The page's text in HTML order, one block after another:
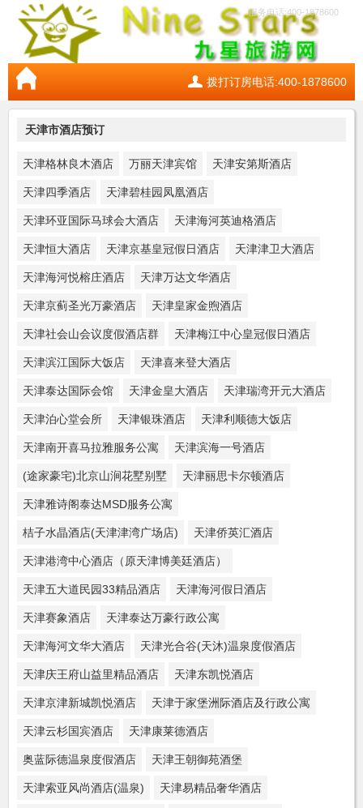
服务电话:400-1878600
拨打订房电话:400-1878600
天津市酒店预订
天津格林良木酒店 万丽天津宾馆 天津安第斯酒店
天津四季酒店 天津碧桂园凤凰酒店
天津环亚国际马球会大酒店 天津海河英迪格酒店
天津恒大酒店 天津京基皇冠假日酒店 天津津卫大酒店
天津海河悦榕庄酒店 天津万达文华酒店
天津京蓟圣光万豪酒店 天津皇家金煦酒店
天津社会山会议度假酒店群 天津梅江中心皇冠假日酒店
天津滨江国际大饭店 天津喜来登大酒店
天津泰达国际会馆 天津金皇大酒店 天津瑞湾开元大酒店
天津泊心堂会所 天津银珠酒店 天津利顺德大饭店
天津南开喜马拉雅服务公寓 天津滨海一号酒店
(途家豪宅)北京山涧花墅别墅 天津丽思卡尔顿酒店
天津雅诗阁泰达MSD服务公寓
桔子水晶酒店(天津津湾广场店) 天津侨英汇酒店
天津港湾中心酒店（原天津博美廷酒店）
天津五大道民园33精品酒店 天津海河假日酒店
天津赛象酒店 天津泰达万豪行政公寓
天津海河文华大酒店 天津光合谷(天沐)温泉度假酒店
天津庆王府山益里精品酒店 天津东凯悦酒店
天津京津新城凯悦酒店 天津于家堡洲际酒店及行政公寓
天津云杉国宾酒店 天津康莱德酒店
奥蓝际德温泉度假酒店 天津王朝御苑酒堡
天津索亚风尚酒店(温泉) 天津易精品奢华酒店